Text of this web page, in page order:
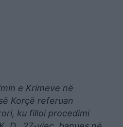
e Krimeve në
Korçë referuan
ku filloi procedimi